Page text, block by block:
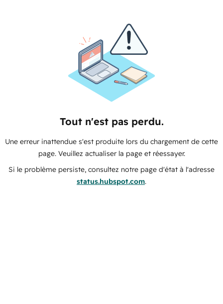
Tout n'est pas perdu.
Une erreur inattendue s'est produite lors du chargement de cette
page. Veuillez actualiser la page et réessayer.
Si le problème persiste, consultez notre page d'état à l'adresse
status.hubspot.com.